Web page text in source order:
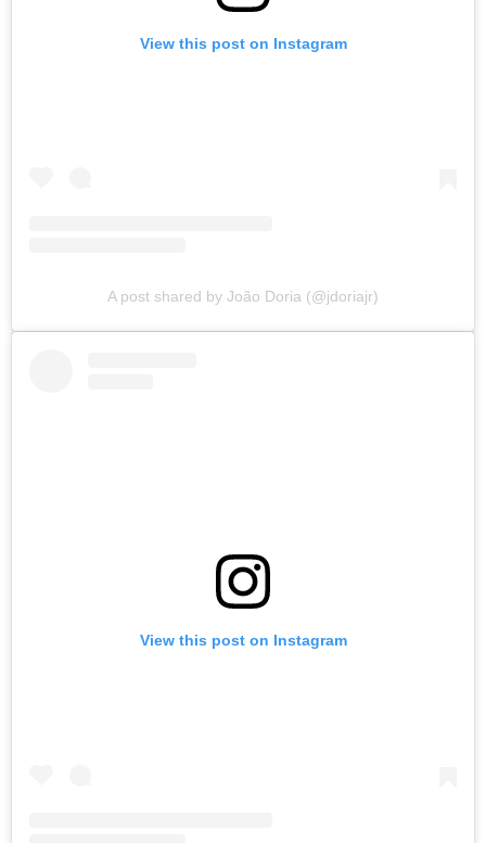
View this post on Instagram
A post shared by João Doria (@jdoriajr)
View this post on Instagram